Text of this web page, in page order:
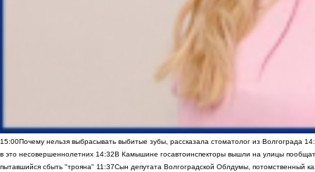
15:00Почему нельзя выбрасывать выбитые зубы, рассказала стоматолог из Волгограда
в это несовершеннолетних 14:32В Камышине госавтоинспекторы вышли на улицы
пытавшийся сбыть "трояна" 11:37Сын депутата Волгоградской Облдумы, потомственный